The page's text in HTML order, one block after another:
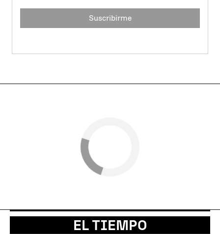
Suscribirme
EL TIEMPO